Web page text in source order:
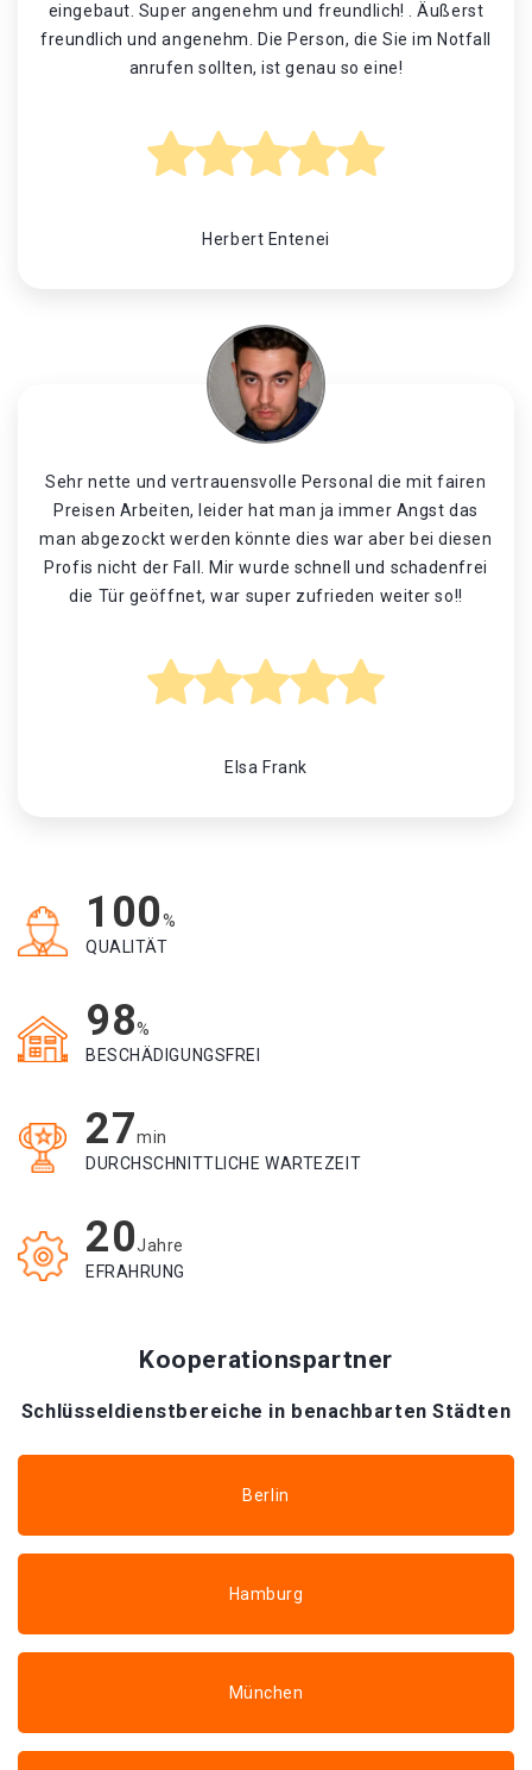
eingebaut. Super angenehm und freundlich! . Äußerst
freundlich und angenehm. Die Person, die Sie im Notfall
anrufen sollten, ist genau so eine!
Herbert Entenei
Sehr nette und vertrauensvolle Personal die mit fairen
Preisen Arbeiten, leider hat man ja immer Angst das
man abgezockt werden könnte dies war aber bei diesen
Profis nicht der Fall. Mir wurde schnell und schadenfrei
die Tür geöffnet, war super zufrieden weiter so!!
Elsa Frank
100%
QUALITÄT
98%
BESCHÄDIGUNGSFREI
27min
DURCHSCHNITTLICHE WARTEZEIT
20Jahre
EFRAHRUNG
Kooperationspartner
Schlüsseldienstbereiche in benachbarten Städten
Berlin
Hamburg
München